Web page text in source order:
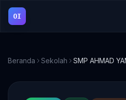
OI
Beranda Sekolah SMP AHMAD